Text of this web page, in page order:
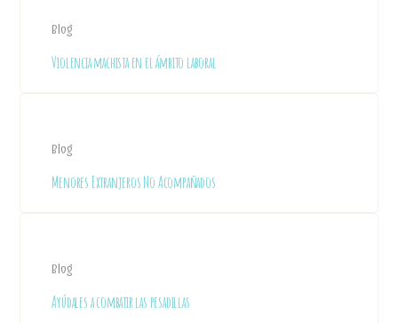
Blog
Violencia machista en el ámbito laboral
Blog
Menores Extranjeros No Acompañados
Blog
Ayúdales a combatir las pesadillas